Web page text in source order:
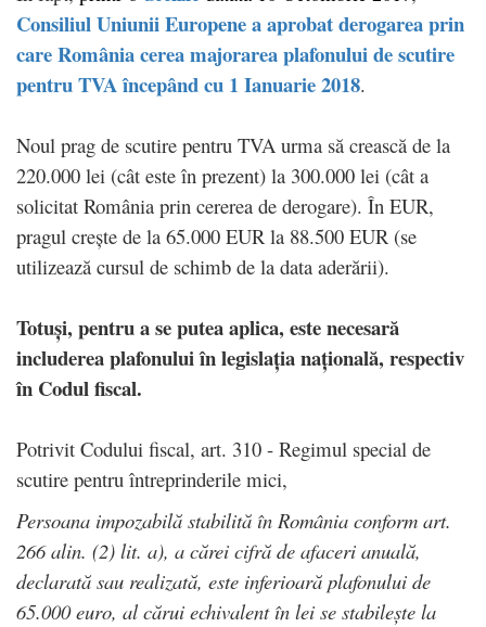
Consiliul Uniunii Europene a aprobat derogarea prin
care România cerea majorarea plafonului de scutire
pentru TVA începând cu 1 Ianuarie 2018.
Noul prag de scutire pentru TVA urma să crească de la
220.000 lei (cât este în prezent) la 300.000 lei (cât a
solicitat România prin cererea de derogare). În EUR,
pragul crește de la 65.000 EUR la 88.500 EUR (se
utilizează cursul de schimb de la data aderării).
Totuși, pentru a se putea aplica, este necesară
includerea plafonului în legislația națională, respectiv
în Codul fiscal.
Potrivit Codului fiscal, art. 310 - Regimul special de
scutire pentru întreprinderile mici,
Persoana impozabilă stabilită în România conform art.
266 alin. (2) lit. a), a cărei cifră de afaceri anuală,
declarată sau realizată, este inferioară plafonului de
65.000 euro, al cărui echivalent în lei se stabilește la